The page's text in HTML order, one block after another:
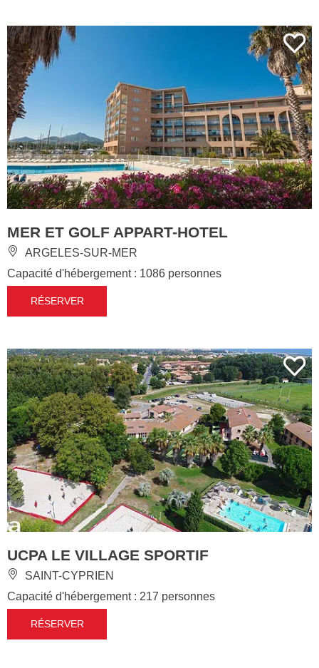
MER ET GOLF APPART-HOTEL
ARGELES-SUR-MER
Capacité d'hébergement : 1086 personnes
RÉSERVER
UCPA LE VILLAGE SPORTIF
SAINT-CYPRIEN
Capacité d'hébergement : 217 personnes
RÉSERVER